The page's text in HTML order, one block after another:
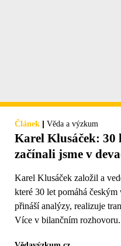
Článek | Věda a výzkum
Karel Klusáček: 30
začínali jsme v
Karel Klusáček založil a
které 30 let pomáhá
přináší analýzy, realizuje
Více v bilančním rozhovoru.